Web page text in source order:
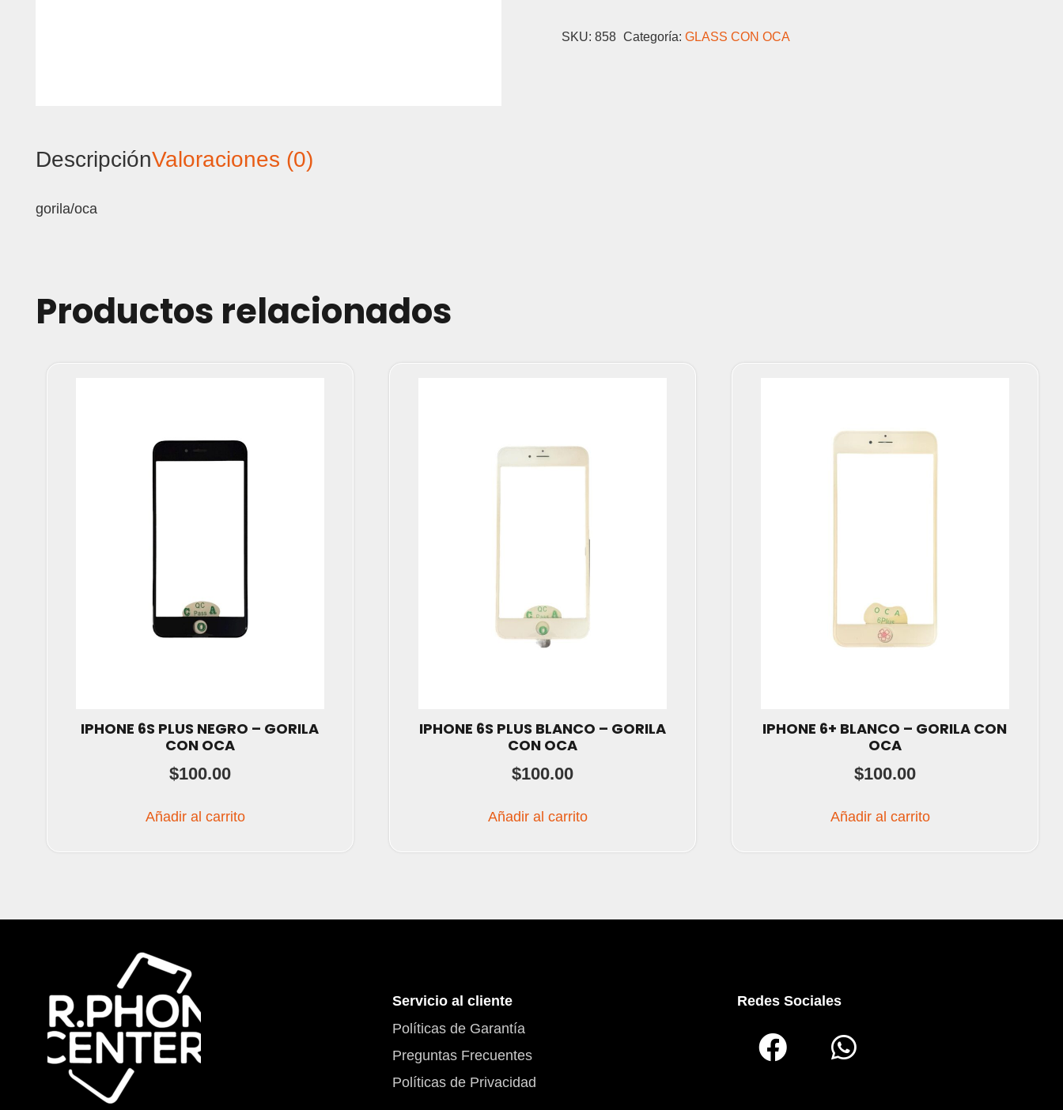
SKU: 858 Categoría:GLASS CON OCA
DescripciónValoraciones (0)
gorila/oca
Productos relacionados
IPHONE 6S PLUS NEGRO – GORILA
CON OCA
$100.00
Añadir al carrito
IPHONE 6S PLUS BLANCO – GORILA
CON OCA
$100.00
Añadir al carrito
IPHONE 6+ BLANCO – GORILA CON
OCA
$100.00
Añadir al carrito
Servicio al cliente
Políticas de Garantía
Preguntas Frecuentes
Políticas de Privacidad
Redes Sociales